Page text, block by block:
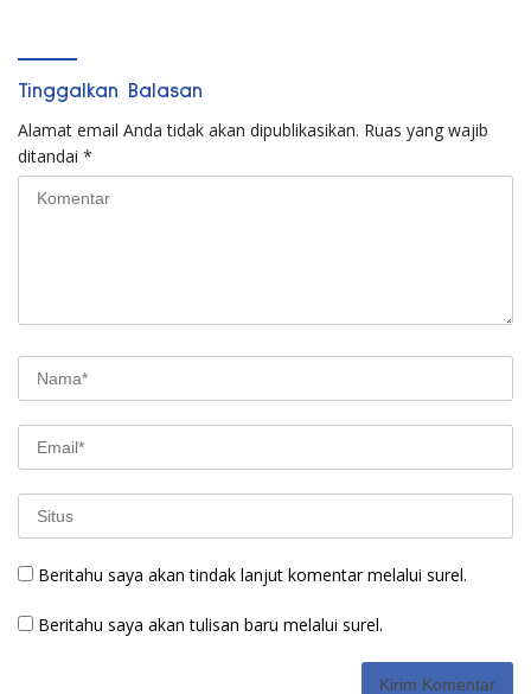
Tinggalkan Balasan
Alamat email Anda tidak akan dipublikasikan. Ruas yang wajib
ditandai *
Beritahu saya akan tindak lanjut komentar melalui surel.
Beritahu saya akan tulisan baru melalui surel.